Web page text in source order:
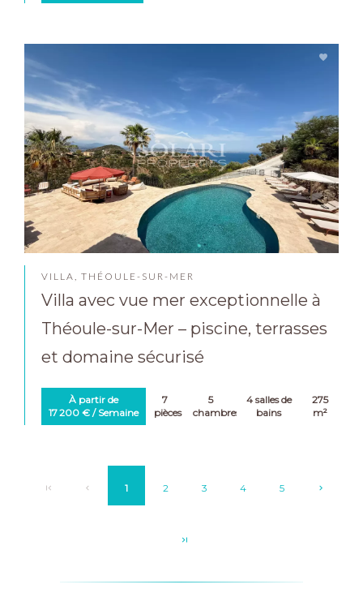
VILLA, THÉOULE-SUR-MER
Villa avec vue mer exceptionnelle à
Théoule-sur-Mer – piscine, terrasses
et domaine sécurisé
À partir de
17 200 € / Semaine
7
pièces
5
chambres
4 salles de
bains
275
m²
1 2 3 4 5